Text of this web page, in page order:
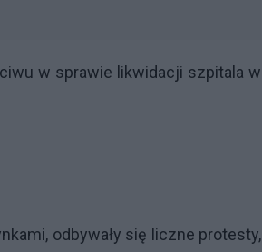
w sprawie likwidacji szpitala w
odbywały się liczne protesty,